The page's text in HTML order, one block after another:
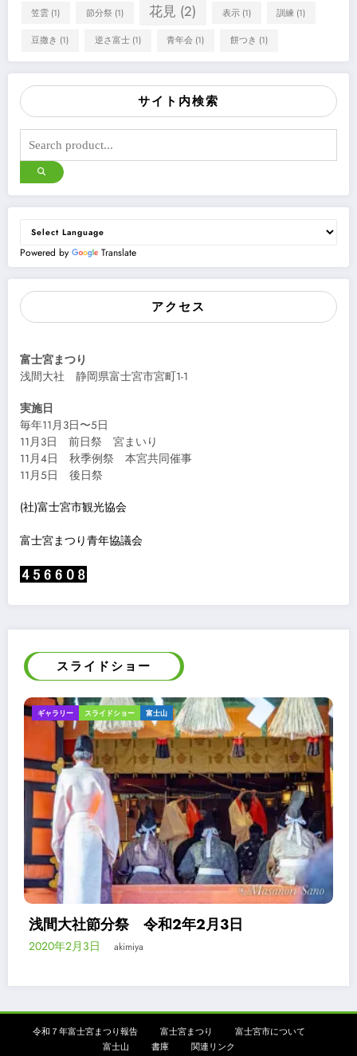
笠雲 (1) 節分祭(1) 花見 (2) 表示(1) 訓練 (1)
豆撒き (1) 逆さ富士(1) 青年会 (1) 餅つき (1)
サイト内検索
Powered by Translate
アクセス
富士宮まつり
浅間大社 静岡県富士宮市宮町1-1
実施日
毎年11月3日〜5日
11月3日 前日祭 宮まいり
11月4日 秋季例祭 本宮共同催事
11月5日 後日祭
(社)富士宮市観光協会
富士宮まつり青年協議会
スライドショー
2月3日
スライドショー 富士山 案内
浅間大社境内の富士山ビ
令和７年富士宮まつり報告 富士宮まつり
富士宮市について
富士山
書庫 関連リンク